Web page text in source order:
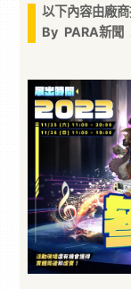
以下內容由廠
By PARA新聞